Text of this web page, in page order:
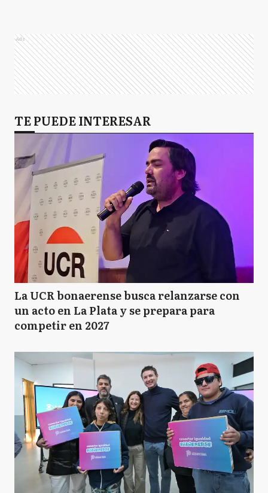
Ads
TE PUEDE INTERESAR
La UCR bonaerense busca relanzarse con
un acto en La Plata y se prepara para
competir en 2027